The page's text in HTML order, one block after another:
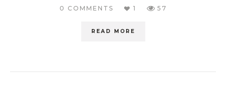
0 COMMENTS 1 57
READ MORE